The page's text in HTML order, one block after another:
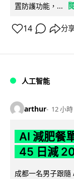
置防護功能，...
14 分
人工智能
arthur 12 小時
AI 減肥餐
45 日減
成都一名男子跟